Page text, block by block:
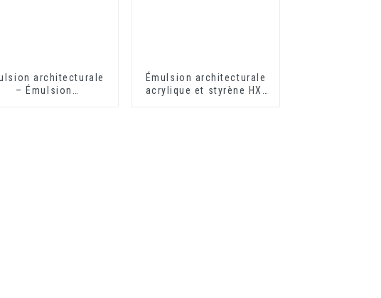
architecturale
– Émulsion
Émulsion architecturale
acrylique et styrène HX-